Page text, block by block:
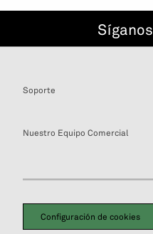
Síganos
Soporte
Nuestro Equipo Comercial
Configuración de cookies